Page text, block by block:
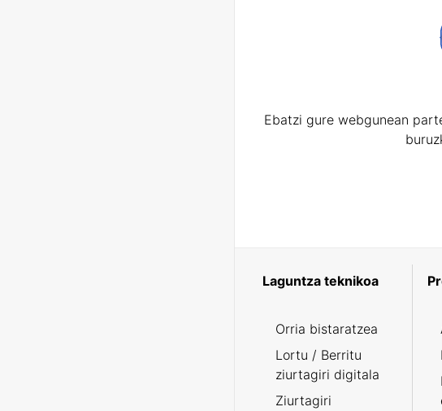
Ebatzi gure webgunean
Laguntza teknikoa
Orria bistaratzea
Lortu / Berritu
ziurtagiri digitala
Ziurtagiri